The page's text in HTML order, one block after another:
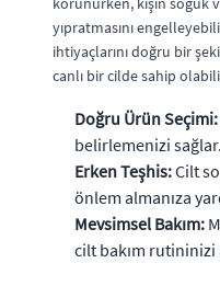
yıpratmasını
ihtiyaçlarını doğru bir
canlı bir cilde sahip
Doğru Ürün Seçimi:
belirlemenizi sağlar.
Erken Teşhis:Cilt
önlem almanıza
Mevsimsel Bakım:
cilt bakım rutininizi